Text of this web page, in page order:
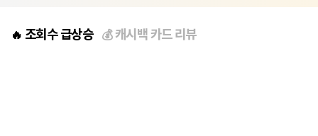
🔥 조회수 급상승 💰캐시백 카드 리뷰